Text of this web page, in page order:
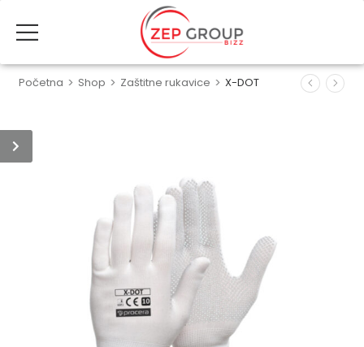
Početna > Shop > Zaštitne rukavice > X-DOT